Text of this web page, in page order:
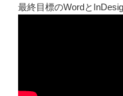
最終目標のWordと